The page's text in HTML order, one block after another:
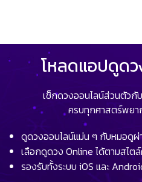
โหลดแอปดูด
เช็กดวงออนไลน์ส่วนตัว
ครบทุกศาสตร์พยา
ดูดวงออนไลน์แม่น ๆ กับหมอดูผ่
เลือกดูดวง Online ได้ตามสไ
รองรับทั้งระบบ iOS และ